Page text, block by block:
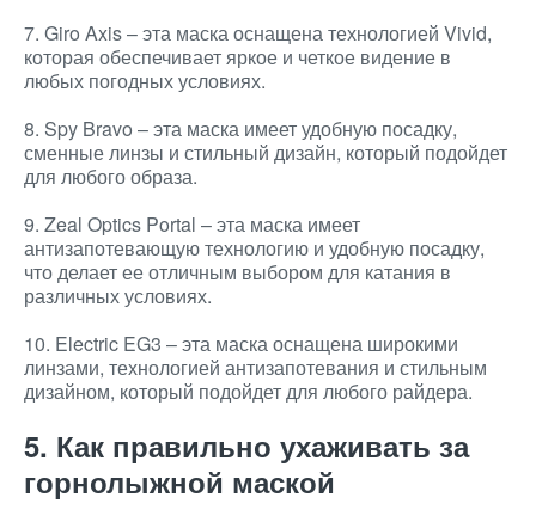
7. Giro Axis – эта маска оснащена технологией Vivid,
которая обеспечивает яркое и четкое видение в
любых погодных условиях.
8. Spy Bravo – эта маска имеет удобную посадку,
сменные линзы и стильный дизайн, который подойдет
для любого образа.
9. Zeal Optics Portal – эта маска имеет
антизапотевающую технологию и удобную посадку,
что делает ее отличным выбором для катания в
различных условиях.
10. Electric EG3 – эта маска оснащена широкими
линзами, технологией антизапотевания и стильным
дизайном, который подойдет для любого райдера.
5. Как правильно ухаживать за
горнолыжной маской